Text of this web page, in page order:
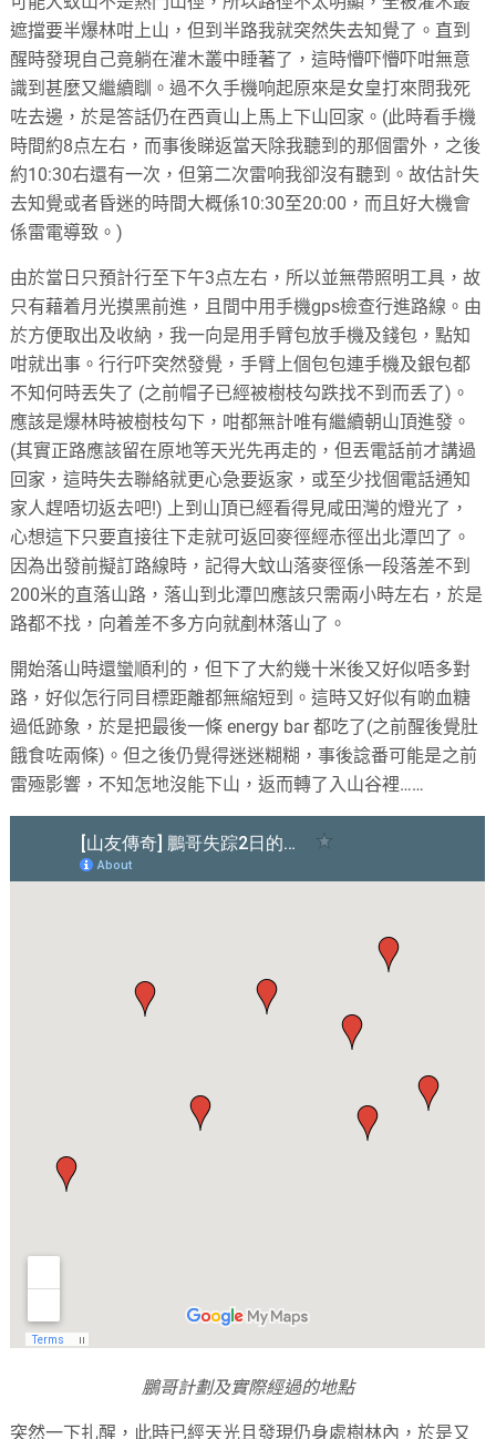
遮擋要半爆林咁上山，但到半路我就突然失去知覺了。直到
醒時發現自己竟躺在灌木叢中睡著了，這時懵吓懵吓咁無意
識到甚麼又繼續瞓。過不久手機响起原來是女皇打來問我死
咗去邊，於是答話仍在西貢山上馬上下山回家。(此時看手機
時間約8点左右，而事後睇返當天除我聽到的那個雷外，之後
約10:30右還有一次，但第二次雷响我卻沒有聽到。故估計失
去知覺或者昏迷的時間大概係10:30至20:00，而且好大機會
係雷電導致。)
由於當日只預計行至下午3点左右，所以並無帶照明工具，故
只有藉着月光摸黑前進，且間中用手機gps檢查行進路線。由
於方便取出及收納，我一向是用手臂包放手機及錢包，點知
咁就出事。行行吓突然發覺，手臂上個包包連手機及銀包都
不知何時丟失了 (之前帽子已經被樹枝勾跌找不到而丢了)。
應該是爆林時被樹枝勾下，咁都無計唯有繼續朝山頂進發。
(其實正路應該留在原地等天光先再走的，但丟電話前才講過
回家，這時失去聯絡就更心急要返家，或至少找個電話通知
家人趕唔切返去吧!) 上到山頂已經看得見咸田灣的燈光了，
心想這下只要直接往下走就可返回麥徑經赤徑出北潭凹了。
因為出發前擬訂路線時，記得大蚊山落麥徑係一段落差不到
200米的直落山路，落山到北潭凹應該只需兩小時左右，於是
路都不找，向着差不多方向就剷林落山了。
開始落山時還蠻順利的，但下了大約幾十米後又好似唔多對
路，好似怎行同目標距離都無縮短到。這時又好似有啲血糖
過低跡象，於是把最後一條 energy bar 都吃了(之前醒後覺肚
餓食咗兩條)。但之後仍覺得迷迷糊糊，事後諗番可能是之前
雷殛影響，不知怎地沒能下山，返而轉了入山谷裡……
鵬哥計劃及實際經過的地點
突然一下扎醒，此時已經天光且發現仍身處樹林內，於是又